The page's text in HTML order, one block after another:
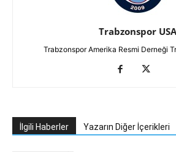
Trabzonspor USA
Trabzonspor Amerika Resmi Derneği
İlgili Haberler Yazarın Diğer İçerikleri